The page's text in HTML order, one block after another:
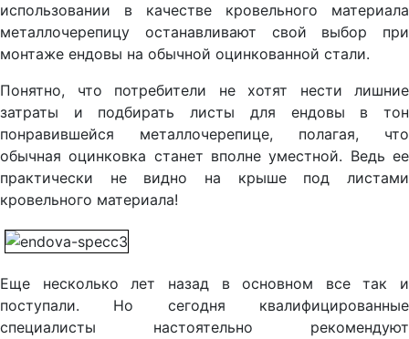
использовании в качестве кровельного материала
металлочерепицу останавливают свой выбор при
монтаже ендовы на обычной оцинкованной стали.
Понятно, что потребители не хотят нести лишние
затраты и подбирать листы для ендовы в тон
понравившейся металлочерепице, полагая, что
обычная оцинковка станет вполне уместной. Ведь ее
практически не видно на крыше под листами
кровельного материала!
Еще несколько лет назад в основном все так и
поступали. Но сегодня квалифицированные
специалисты настоятельно рекомендуют